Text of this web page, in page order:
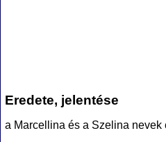
Eredete, jelentése
a Marcellina és a Szelina nevek